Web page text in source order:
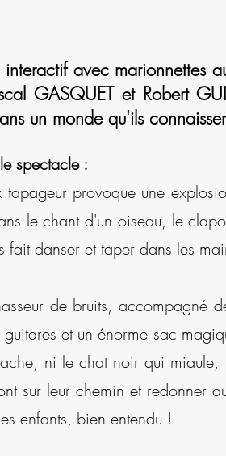
avec marionnettes
GASQUET et Robert
un monde qu'ils
spectacle :
tapageur provoque une
le chant d'un oiseau, le
fait danser et taper dans les
de bruits, accompagné
et un énorme sac
ni le chat noir qui miaule,
sur leur chemin et redonner
enfants, bien entendu !